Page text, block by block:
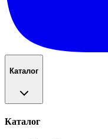
Каталог
Каталог